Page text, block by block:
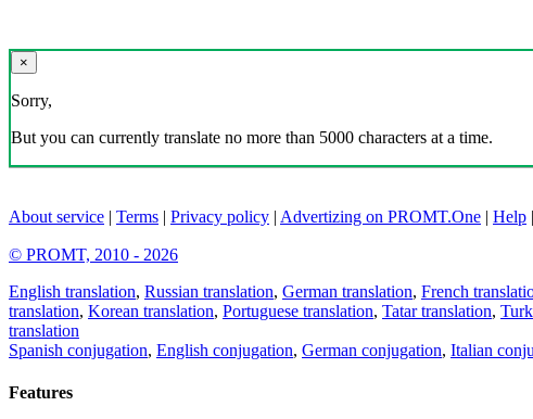
×
Sorry,
But you can currently translate no more than 5000 characters at a time.
About service | Terms | Privacy policy | Advertizing on PROMT.One | Help |
© PROMT, 2010 - 2026
English translation, Russian translation, German translation, French
translation, Korean translation, Portuguese translation, Tatar translation,
translation
Spanish conjugation, English conjugation, German conjugation, Italian
Features